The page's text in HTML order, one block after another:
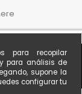
para recopilar
para análisis de
supone la
configurar tu